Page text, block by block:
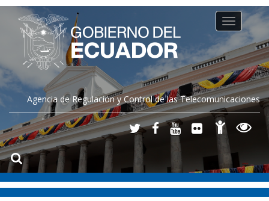
Agencia de Regulación y Control de las Telecomunicaciones
Toggle
navigation